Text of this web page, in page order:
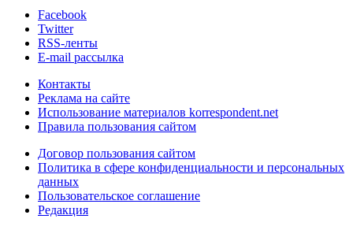
Facebook
Twitter
RSS-ленты
E-mail рассылка
Контакты
Реклама на сайте
Использование материалов korrespondent.net
Правила пользования сайтом
Договор пользования сайтом
Политика в сфере конфиденциальности и персональных
данных
Пользовательское соглашение
Редакция